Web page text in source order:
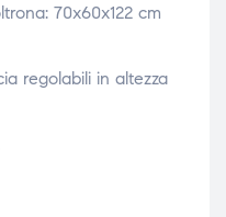
70x60x122 cm
regolabili in altezza